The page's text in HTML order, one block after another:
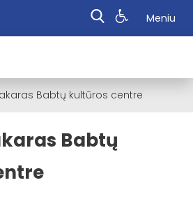
Meniu
Babtų kultūros centre
Babtų